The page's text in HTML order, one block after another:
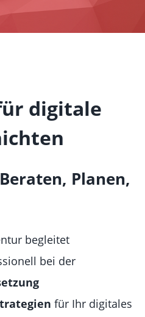
digitale
Planen,
begleitet
bei der
für Ihr digitales